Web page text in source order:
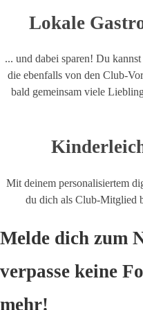
Lokale
... und dabei sparen! Du
die ebenfalls von den Club-
bald gemeinsam viele
Mit deinem personalisiertem
du dich als Club-Mitglied
Melde dich zum
verpasse keine
mehr!